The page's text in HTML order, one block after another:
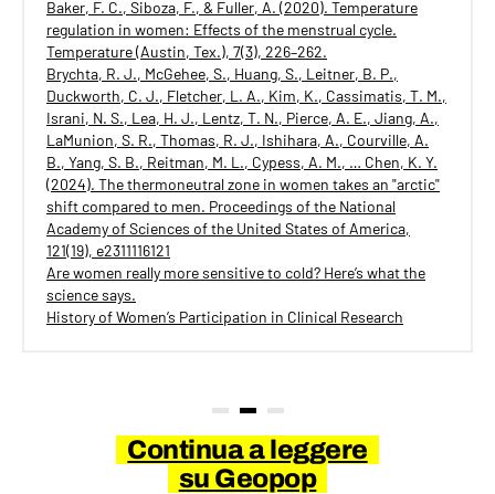
Baker, F. C., Siboza, F., & Fuller, A. (2020). Temperature
regulation in women: Effects of the menstrual cycle.
Temperature (Austin, Tex.), 7(3), 226–262.
Brychta, R. J., McGehee, S., Huang, S., Leitner, B. P.,
Duckworth, C. J., Fletcher, L. A., Kim, K., Cassimatis, T. M.,
Israni, N. S., Lea, H. J., Lentz, T. N., Pierce, A. E., Jiang, A.,
LaMunion, S. R., Thomas, R. J., Ishihara, A., Courville, A.
B., Yang, S. B., Reitman, M. L., Cypess, A. M., … Chen, K. Y.
(2024). The thermoneutral zone in women takes an "arctic"
shift compared to men. Proceedings of the National
Academy of Sciences of the United States of America,
121(19), e2311116121
Are women really more sensitive to cold? Here’s what the
science says.
History of Women’s Participation in Clinical Research
Continua a leggere
su Geopop